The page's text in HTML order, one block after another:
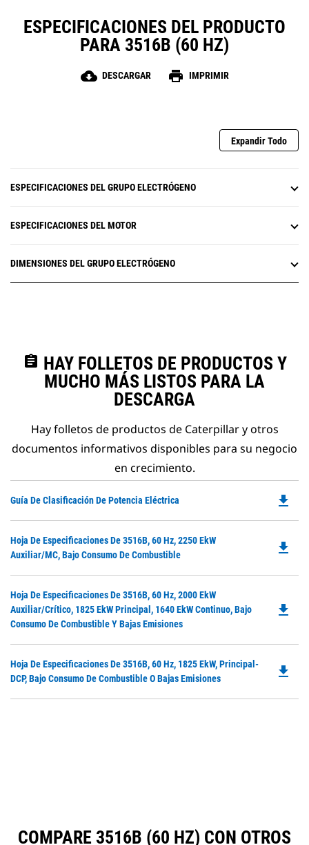
ESPECIFICACIONES DEL PRODUCTO
PARA 3516B (60 HZ)
cloud_download DESCARGAR print IMPRIMIR
Expandir Todo
ESPECIFICACIONES DEL GRUPO ELECTRÓGENO
ESPECIFICACIONES DEL MOTOR
DIMENSIONES DEL GRUPO ELECTRÓGENO
assignment HAY FOLLETOS DE PRODUCTOS Y
MUCHO MÁS LISTOS PARA LA
DESCARGA
Hay folletos de productos de Caterpillar y otros
documentos informativos disponibles para su negocio
en crecimiento.
Guía De Clasificación De Potencia Eléctrica file_download
Hoja De Especificaciones De 3516B, 60 Hz, 2250 EkW
Auxiliar/MC, Bajo Consumo De Combustible
file_download
Hoja De Especificaciones De 3516B, 60 Hz, 2000 EkW
Auxiliar/crítico, 1825 EkW Principal, 1640 EkW Continuo, Bajo
Consumo De Combustible Y Bajas Emisiones
file_download
Hoja De Especificaciones De 3516B, 60 Hz, 1825 EkW, Principal-
DCP, Bajo Consumo De Combustible O Bajas Emisiones
file_download
COMPARE 3516B (60 HZ) CON OTROS